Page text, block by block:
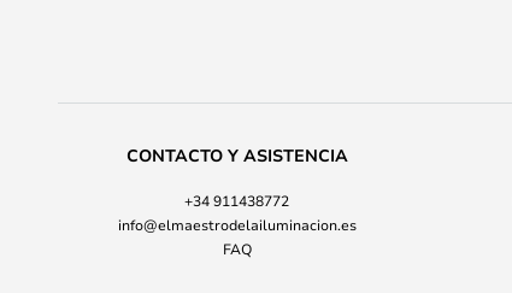
CONTACTO Y ASISTENCIA
+34 911438772
info@elmaestrodelailuminacion.es
FAQ